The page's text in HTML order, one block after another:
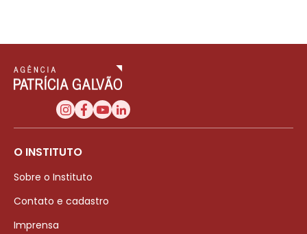
O INSTITUTO
Sobre o Instituto
Contato e cadastro
Imprensa